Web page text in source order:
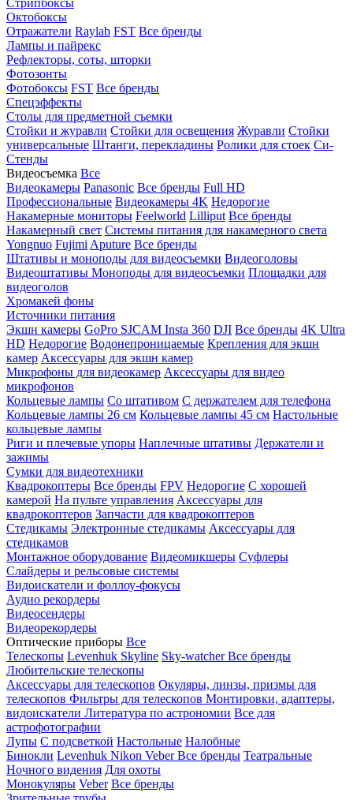
Стрипбоксы
Октобоксы
Отражатели Raylab FST Все бренды
Лампы и пайрекс
Рефлекторы, соты, шторки
Фотозонты
Фотобоксы FST Все бренды
Спецэффекты
Столы для предметной съемки
Стойки и журавли Стойки для освещения Журавли Стойки
универсальные Штанги, перекладины Ролики для стоек Си-
Стенды
Видеосъемка Все
Видеокамеры Panasonic Все бренды Full HD
Профессиональные Видеокамеры 4K Недорогие
Накамерные мониторы Feelworld Lilliput Все бренды
Накамерный свет Системы питания для накамерного света
Yongnuo Fujimi Aputure Все бренды
Штативы и моноподы для видеосъемки Видеоголовы
Видеоштативы Моноподы для видеосъемки Площадки для
видеоголов
Хромакей фоны
Источники питания
Экшн камеры GoPro SJCAM Insta 360 DJI Все бренды 4K Ultra
HD Недорогие Водонепроницаемые Крепления для экшн
камер Аксессуары для экшн камер
Микрофоны для видеокамер Аксессуары для видео
микрофонов
Кольцевые лампы Со штативом C держателем для телефона
Кольцевые лампы 26 см Кольцевые лампы 45 см Настольные
кольцевые лампы
Риги и плечевые упоры Наплечные штативы Держатели и
зажимы
Сумки для видеотехники
Квадрокоптеры Все бренды FPV Недорогие С хорошей
камерой На пульте управления Аксессуары для
квадрокоптеров Запчасти для квадрокоптеров
Стедикамы Электронные стедикамы Аксессуары для
стедикамов
Монтажное оборудование Видеомикшеры Суфлеры
Слайдеры и рельсовые системы
Видоискатели и фоллоу-фокусы
Аудио рекордеры
Видеосендеры
Видеорекордеры
Оптические приборы Все
Телескопы Levenhuk Skyline Sky-watcherВсе бренды
Любительские телескопы
Аксессуары для телескопов Окуляры, линзы, призмы для
телескопов Фильтры для телескопов Монтировки, адаптеры,
видоискатели Литература по астрономии Все для
астрофотографии
Лупы С подсветкой Настольные Налобные
Бинокли Levenhuk Nikon VeberВсе бренды Театральные
Ночного видения Для охоты
Монокуляры Veber Все бренды